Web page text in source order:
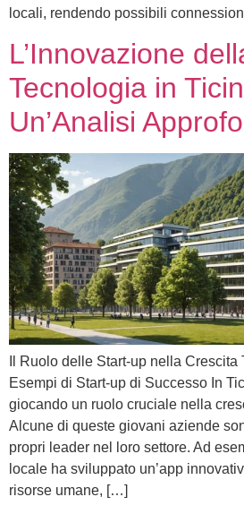
locali, rendendo possibili
L’Innovazione
Tecnologia in
Un’Analisi
Il Ruolo delle Start-up nella
Esempi di Start-up di Successo In
giocando un ruolo cruciale nella
Alcune di queste giovani aziende
propri leader nel loro settore. Ad
locale ha sviluppato un’app
risorse umane, […]